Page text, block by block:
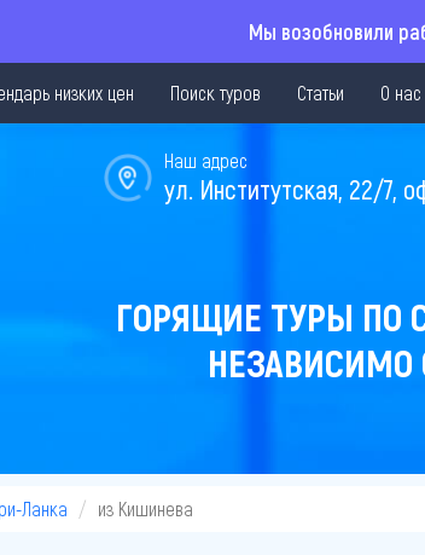
Мы возобновили
низких цен Поиск туров Статьи О нас
Наш адрес
ул. Институтская, 22/7,
ГОРЯЩИЕ ТУРЫ ПО
НЕЗАВИСИМО
Ланка из Кишинева